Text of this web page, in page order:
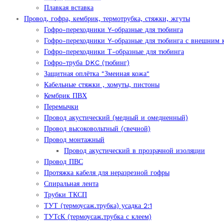
Плавкая вставка
Провод, гофра, кембрик, термотрубка, стяжки, жгуты
Гофро-переходники Y-образные для тюбинга
Гофро-переходники Y-образные для тюбинга с внешним
Гофро-переходники Т-образные для тюбинга
Гофро-труба DKC (тюбинг)
Защитная оплётка "Змеиная кожа"
Кабельные стяжки , хомуты, пистоны
Кембрик ПВХ
Перемычки
Провод акустический (медный и омедненный)
Провод высоковольтный (свечной)
Провод монтажный
Провод акустический в прозрачной изоляции
Провод ПВС
Протяжка кабеля для неразрезной гофры
Спиральная лента
Трубки ТКСП
ТУТ (термоусаж.трубка) усадка 2:1
ТУТсК (термоусаж.трубка с клеем)